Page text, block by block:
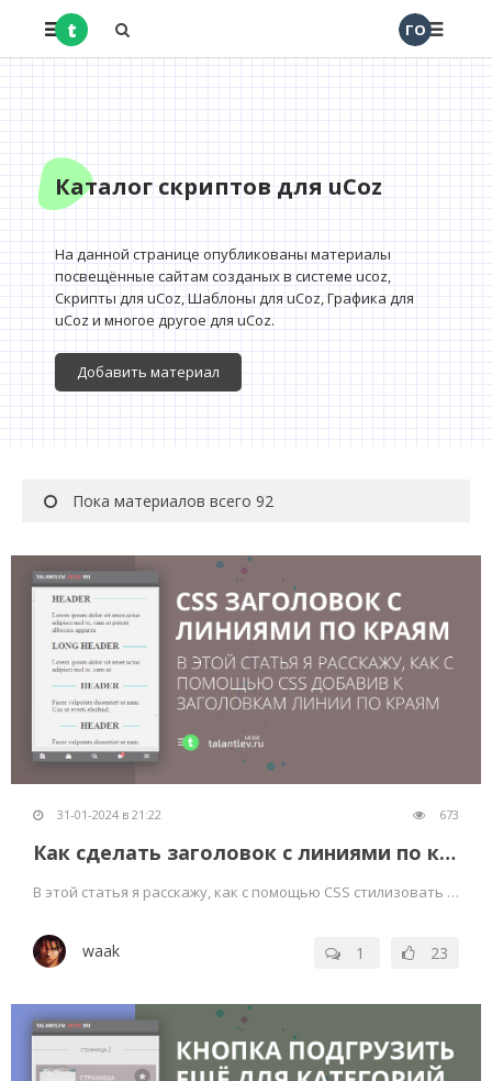
t ГО
Каталог скриптов для uCoz
На данной странице опубликованы материалы
посвещённые сайтам созданых в системе ucoz,
Скрипты для uCoz, Шаблоны для uCoz, Графика для
uCoz и многое другое для uCoz.
Добавить материал
Пока материалов всего 92
31-01-2024 в 21:22 673
Как сделать заголовок с линиями по краям
В этой статья я расскажу, как с помощью CSS стилизовать заголовки, добавив к ним линии.
waak 1 23